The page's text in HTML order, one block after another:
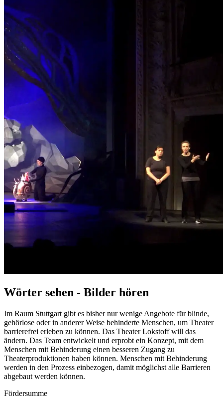
Wörter sehen - Bilder hören
Im Raum Stuttgart gibt es bisher nur wenige Angebote für blinde,
gehörlose oder in anderer Weise behinderte Menschen, um Theater
barrierefrei erleben zu können. Das Theater Lokstoff will das
ändern. Das Team entwickelt und erprobt ein Konzept, mit dem
Menschen mit Behinderung einen besseren Zugang zu
Theaterproduktionen haben können. Menschen mit Behinderung
werden in den Prozess einbezogen, damit möglichst alle Barrieren
abgebaut werden können.
Fördersumme